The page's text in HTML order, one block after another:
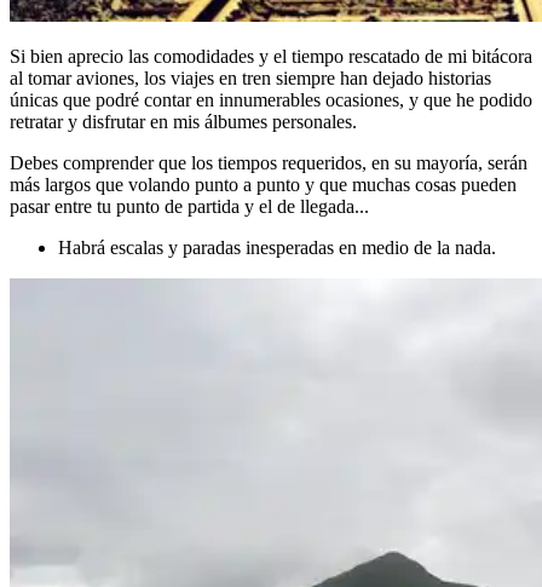
Si bien aprecio las comodidades y el tiempo rescatado de mi bitácora
al tomar aviones, los viajes en tren siempre han dejado historias
únicas que podré contar en innumerables ocasiones, y que he podido
retratar y disfrutar en mis álbumes personales.
Debes comprender que los tiempos requeridos, en su mayoría, serán
más largos que volando punto a punto y que muchas cosas pueden
pasar entre tu punto de partida y el de llegada...
Habrá escalas y paradas inesperadas en medio de la nada.